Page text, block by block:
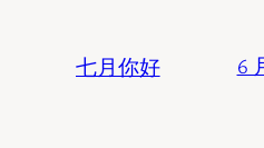
七月你好 6